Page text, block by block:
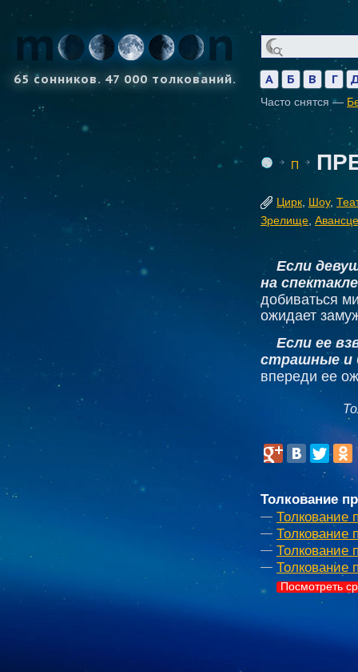
65 сонников. 47 000 толкований. А Б В Г
Часто снятся —
П
Цирк Шоу,
Зрелище
Если
на спектакле
добиваться
ожидает
Если ее
страшные и
впереди ее
Толкование
Толкование
Толкование
Толкование
Толкование
Посмотреть